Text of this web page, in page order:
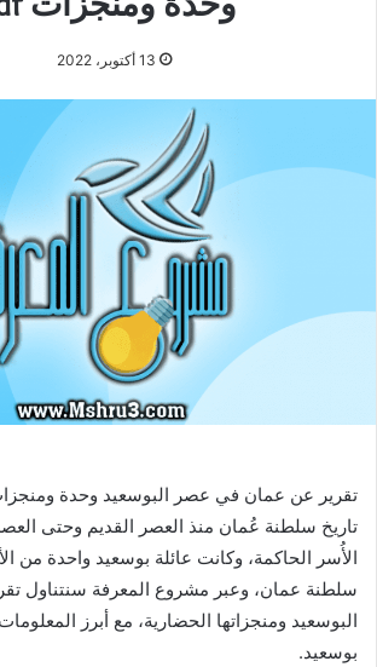
13 أكتوبر، 2022
تاريخ سلطنة عُمان منذ العصر القديم وحتى
الأُسر الحاكمة، وكانت عائلة بوسعيد واحدة من
سلطنة عمان، وعبر مشروع المعرفة سنتناول
البوسعيد ومنجزاتها الحضارية، مع أبرز
بوسعيد.